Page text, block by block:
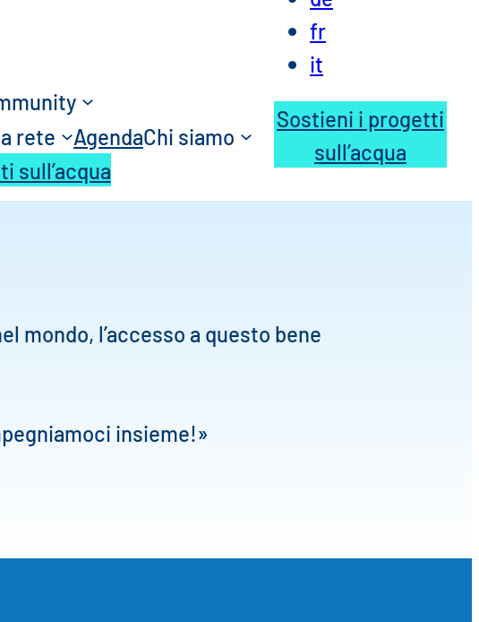
rete
AgendaChi siamo
sull’acqua
fr
it
Sostieni i progetti
sull’acqua
mondo, l’accesso a questo bene
insieme!»